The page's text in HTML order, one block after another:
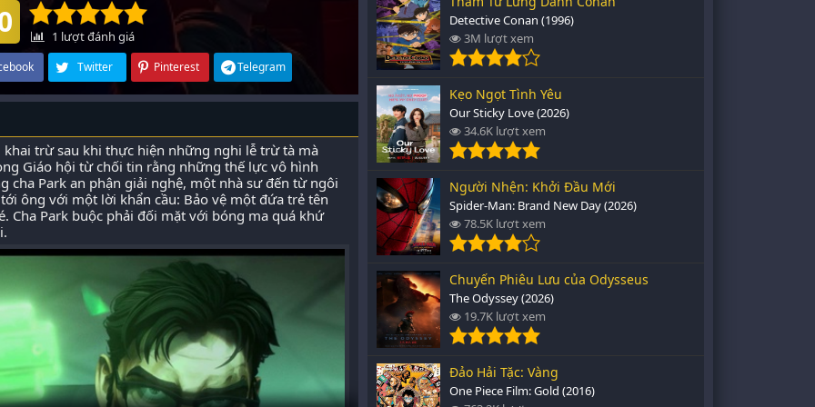
1 lượt đánh giá
Twitter Pinterest Telegram
khai trừ sau khi thực hiện những nghi lễ trừ tà mà
Giáo hội từ chối tin rằng những thế lực vô hình
Park an phận giải nghệ, một nhà sư đến từ ngôi
ông với một lời khẩn cầu: Bảo vệ một đứa trẻ tên
Cha Park buộc phải đối mặt với bóng ma quá khứ
Detective Conan (1996)
3M lượt xem
Kẹo Ngọt Tình Yêu
Our Sticky Love (2026)
34.6K lượt xem
Người Nhện: Khởi Đầu Mới
Spider-Man: Brand New Day (2026)
78.5K lượt xem
Chuyến Phiêu Lưu của Odysseus
The Odyssey (2026)
19.7K lượt xem
Đảo Hải Tặc: Vàng
One Piece Film: Gold (2016)